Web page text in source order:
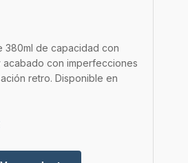
380ml de capacidad con
con imperfecciones
retro. Disponible en